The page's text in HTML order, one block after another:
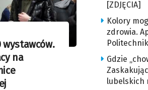
wystawców.
na
[ZDJĘCIA]
Kolory
zdrowia.
Gdzie
lubelskich